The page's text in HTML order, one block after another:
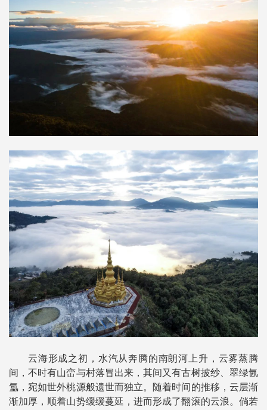
云海形成之初，水汽从奔腾的南朗河上升，云雾蒸腾
间，不时有山峦与村落冒出来，其间又有古树披纱、翠绿氤
氲，宛如世外桃源般遗世而独立。随着时间的推移，云层渐
渐加厚，顺着山势缓缓蔓延，进而形成了翻滚的云浪。倘若